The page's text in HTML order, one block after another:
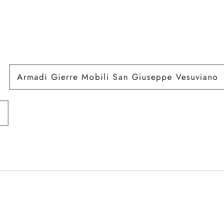
Armadi Gierre Mobili San Giuseppe Vesuviano